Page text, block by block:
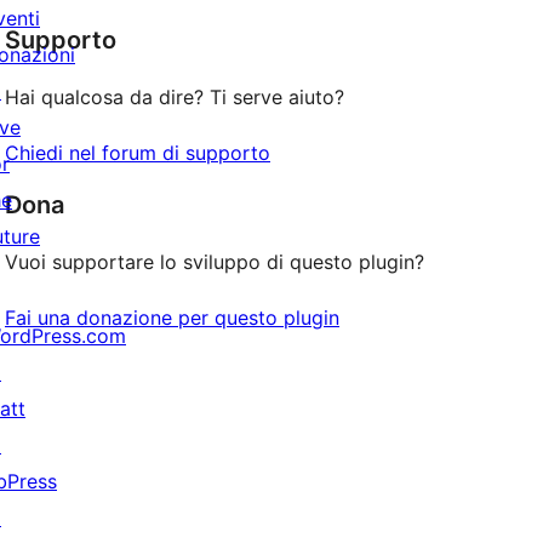
stelle
1-
Supporto
Hai qualcosa da dire? Ti serve aiuto?
Chiedi nel forum di supporto
Dona
Vuoi supportare lo sviluppo di questo plugin?
Fai una donazione per questo plugin